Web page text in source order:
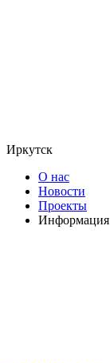
Иркутск
О нас
Новости
Проекты
Информация